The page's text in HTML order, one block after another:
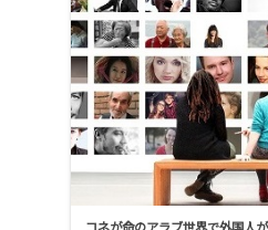
コネが命のアラブ世界で外国人